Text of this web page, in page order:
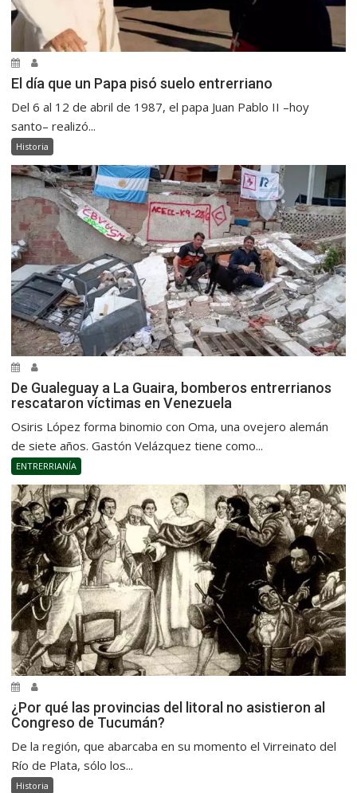
El día que un Papa pisó suelo entrerriano
Del 6 al 12 de abril de 1987, el papa Juan Pablo II –hoy
santo– realizó...
Historia
De Gualeguay a La Guaira, bomberos entrerrianos
rescataron víctimas en Venezuela
Osiris López forma binomio con Oma, una ovejero alemán
de siete años. Gastón Velázquez tiene como...
ENTRERRIANÍA
¿Por qué las provincias del litoral no asistieron al
Congreso de Tucumán?
De la región, que abarcaba en su momento el Virreinato del
Río de Plata, sólo los...
Historia